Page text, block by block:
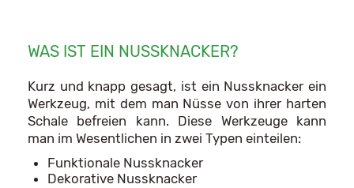
WAS IST EIN NUSSKNACKER?
Kurz und knapp gesagt, ist ein Nussknacker ein
Werkzeug, mit dem man Nüsse von ihrer harten
Schale befreien kann. Diese Werkzeuge kann
man im Wesentlichen in zwei Typen einteilen:
Funktionale Nussknacker
Dekorative Nussknacker